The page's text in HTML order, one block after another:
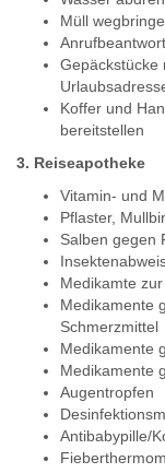
Müll
Gepäckstücke
Koffer und
bereitstellen
3. Reiseapotheke
Vitamin- und
Pflaster,
Salben gegen
Medikamte
Medikamente
Schmerzmittel
Medikamente
Medikamente
Augentropfen
Antibabypille/